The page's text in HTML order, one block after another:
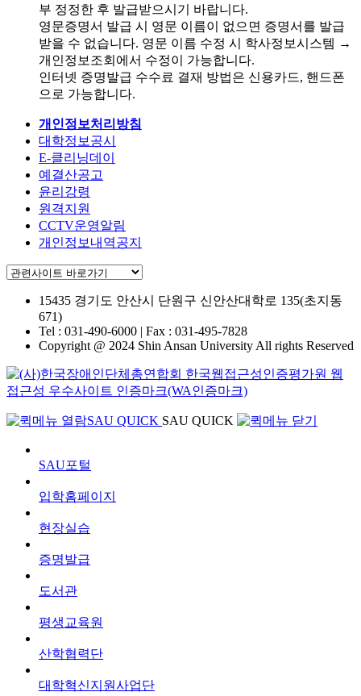
부 정정한 후 발급받으시기 바랍니다.
영문증명서 발급 시 영문 이름이 없으면 증명서를 발급
받을 수 없습니다. 영문 이름 수정 시 학사정보시스템 →
개인정보조회에서 수정이 가능합니다.
인터넷 증명발급 수수료 결재 방법은 신용카드, 핸드폰
으로 가능합니다.
개인정보처리방침
대학정보공시
E-클리닝데이
예결산공고
윤리강령
원격지원
CCTV운영알림
개인정보내역공지
15435 경기도 안산시 단원구 신안산대학로 135(초지동
671)
Tel : 031-490-6000 | Fax : 031-495-7828
Copyright @ 2024 Shin Ansan University All rights Reserved
SAU QUICK SAU QUICK
SAU포털
입학홈페이지
현장실습
증명발급
도서관
평생교육원
산학협력단
대학혁신지원사업단